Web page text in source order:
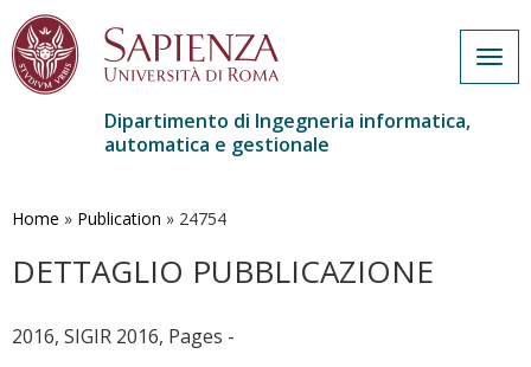
contenuto
Dipartimento di Ingegneria informatica,
automatica e gestionale
Home » Publication » 24754
DETTAGLIO PUBBLICAZIONE
2016, SIGIR 2016, Pages -